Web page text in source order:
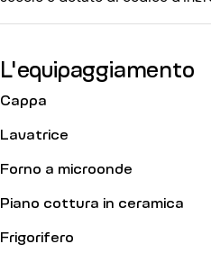
L'equipaggiamento
Cappa
Lavatrice
Forno a microonde
Piano cottura in ceramica
Frigorifero